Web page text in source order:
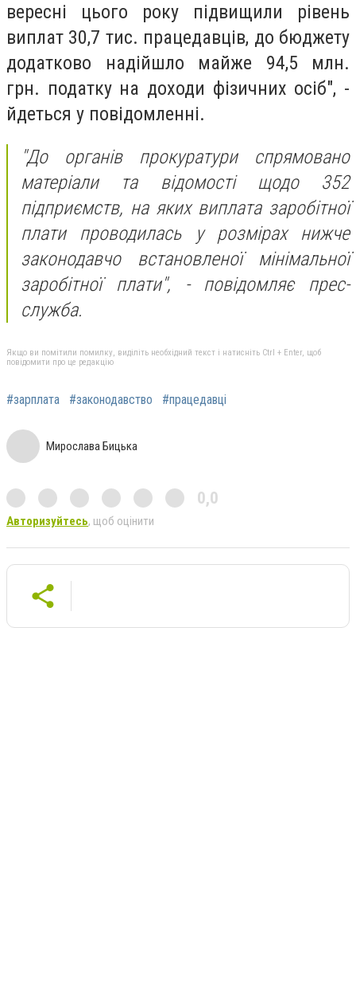
вересні цього року підвищили рівень
виплат 30,7 тис. працедавців, до бюджету
додатково надійшло майже 94,5 млн.
грн. податку на доходи фізичних осіб", -
йдеться у повідомленні.
"До органів прокуратури спрямовано
матеріали та відомості щодо 352
підприємств, на яких виплата заробітної
плати проводилась у розмірах нижче
законодавчо встановленої мінімальної
заробітної плати", - повідомляє прес-
служба.
Якщо ви помітили помилку, виділіть необхідний текст і натисніть Ctrl + Enter, щоб
повідомити про це редакцію
#зарплата #законодавство #працедавці
Мирослава Бицька
0,0
Авторизуйтесь, щоб оцінити